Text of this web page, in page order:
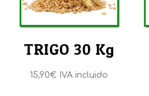
19,55€
TRIGO 30 Kg
15,90€ IVA incluido